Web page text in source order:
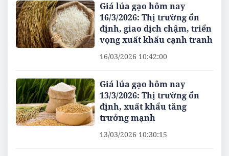
Giá lúa gạo hôm nay
16/3/2026: Thị trường ổn
định, giao dịch chậm, triển
vọng xuất khẩu cạnh tranh
16/03/2026 10:42:00
Giá lúa gạo hôm nay
13/3/2026: Thị trường ổn
định, xuất khẩu tăng
trưởng mạnh
13/03/2026 10:30:15